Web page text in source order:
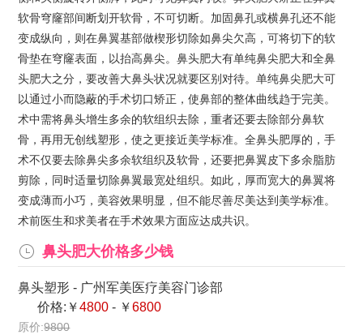
软骨穹窿部间断划开软骨，不可切断。加固鼻孔或横鼻孔还不能
变成纵向，则在鼻翼基部做楔形切除如鼻尖欠高，可将切下的软
骨垫在穹窿表面，以抬高鼻尖。鼻头肥大有单纯鼻尖肥大和全鼻
头肥大之分，要改善大鼻头状况就要区别对待。单纯鼻尖肥大可
以通过小而隐蔽的手术切口矫正，使鼻部的整体曲线趋于完美。
术中需将鼻头增生多余的软组织去除，重者还要去除部分鼻软
骨，再用无创线塑形，使之更接近美学标准。全鼻头肥厚的，手
术不仅要去除鼻尖多余软组织及软骨，还要把鼻翼皮下多余脂肪
剪除，同时适量切除鼻翼最宽处组织。如此，厚而宽大的鼻翼将
变成薄而小巧，美容效果明显，但不能尽善尽美达到美学标准。
术前医生和求美者在手术效果方面应达成共识。
鼻头肥大价格多少钱
鼻头塑形 - 广州军美医疗美容门诊部
价格:￥4800 - ￥6800
原价:9800